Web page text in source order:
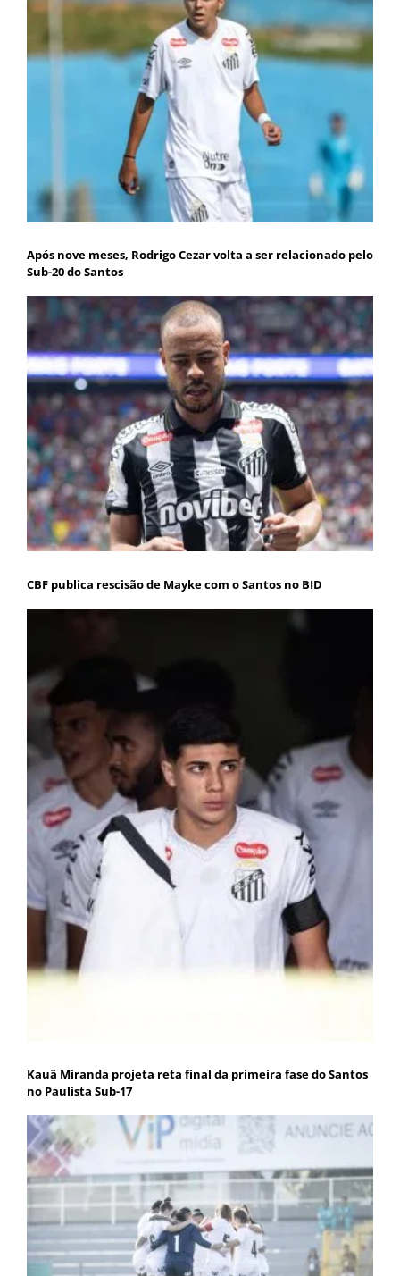
Após nove meses, Rodrigo Cezar volta a ser relacionado pelo
Sub-20 do Santos
CBF publica rescisão de Mayke com o Santos no BID
Kauã Miranda projeta reta final da primeira fase do Santos
no Paulista Sub-17